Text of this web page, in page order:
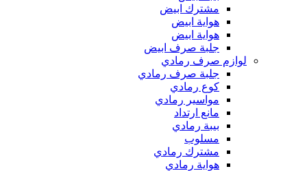
مشترك ابيض
هواية ابيض
هواية ابيض
جلبة صرف ابيض
لوازم صرف رمادي
جلبة صرف رمادي
كوع رمادي
مواسير رمادي
مانع ارتداد
بيبة رمادي
مسلوب
مشترك رمادي
هواية رمادي